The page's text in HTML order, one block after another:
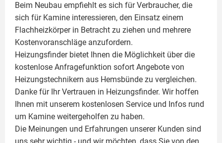
Beim Neubau empfiehlt es sich für Verbraucher, die
sich für Kamine interessieren, den Einsatz einem
Flachheizkörperin Betracht zu ziehen und mehrere
Kostenvoranschläge anzufordern.
Heizungsfinder bietet Ihnen die Möglichkeit über die
kostenlose Anfragefunktion sofort Angebote von
Heizungstechnikern aus Hemsbünde zu vergleichen.
Danke für Ihr Vertrauen in Heizungsfinder. Wir hoffen
Ihnen mit unserem kostenlosen Service und Infos rund
um Kamine weitergeholfen zu haben.
Die Meinungen und Erfahrungen unserer Kunden sind